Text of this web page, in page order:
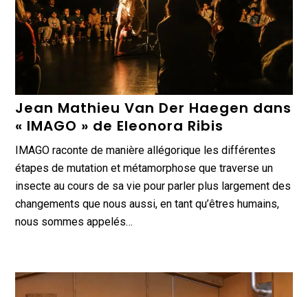
Jean Mathieu Van Der Haegen dans
« IMAGO » de Eleonora Ribis
IMAGO raconte de manière allégorique les différentes
étapes de mutation et métamorphose que traverse un
insecte au cours de sa vie pour parler plus largement des
changements que nous aussi, en tant qu’êtres humains,
nous sommes appelés…